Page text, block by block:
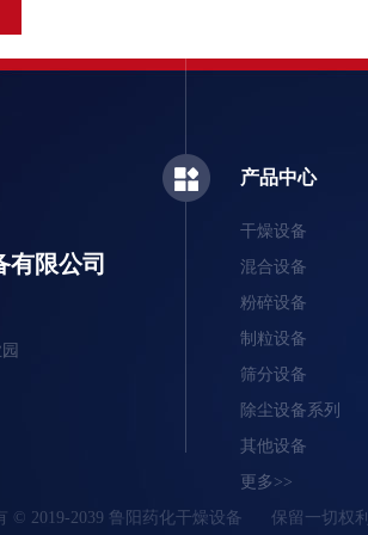
限公司
产品中心
干燥设备
混合设备
粉碎设备
制粒设备
筛分设备
除尘设备系列
其他设备
更多>>
© 2019-2039 鲁阳药化干燥设备 保留一切权利